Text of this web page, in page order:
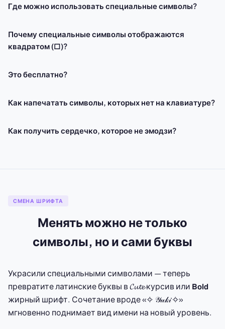
Где можно использовать специальные символы?
Почему специальные символы отображаются
квадратом (□)?
Это бесплатно?
Как напечатать символы, которых нет на клавиатуре?
Как получить сердечко, которое не эмодзи?
СМЕНА ШРИФТА
Менять можно не только
символы, но и сами буквы
Украсили специальными символами — теперь
превратите латинские буквы в 𝓒𝓾𝓽𝓮 курсив или 𝗕𝗼𝗹𝗱
жирный шрифт. Сочетание вроде «✧ 𝒴𝓊𝓀𝒾 ✧»
мгновенно поднимает вид имени на новый уровень.